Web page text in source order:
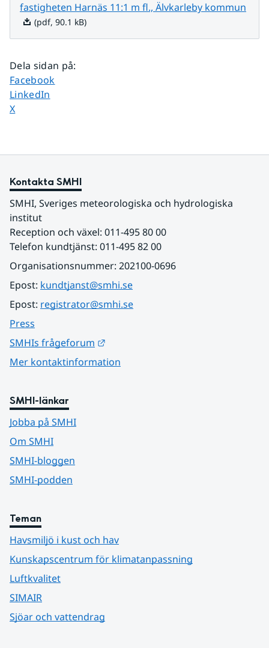
fastigheten Harnäs 11:1 m fl., Älvkarleby kommun
(pdf, 90.1 kB)
Dela sidan på:
Dela sidan på
Facebook
Dela sidan på
LinkedIn
Dela sidan på
X
Kontakta SMHI
SMHI, Sveriges meteorologiska och hydrologiska
institut
Reception och växel: 011-495 80 00
Telefon kundtjänst: 011-495 82 00
Organisationsnummer: 202100-0696
Epost: kundtjanst@smhi.se
Epost: registrator@smhi.se
Press
SMHIs frågeforum
Mer kontaktinformation
SMHI-länkar
Jobba på SMHI
Om SMHI
SMHI-bloggen
SMHI-podden
Teman
Havsmiljö i kust och hav
Kunskapscentrum för klimatanpassning
Luftkvalitet
SIMAIR
Sjöar och vattendrag